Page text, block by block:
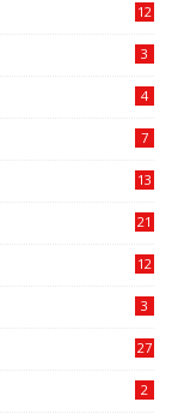
12
3
4
7
13
21
12
3
27
2